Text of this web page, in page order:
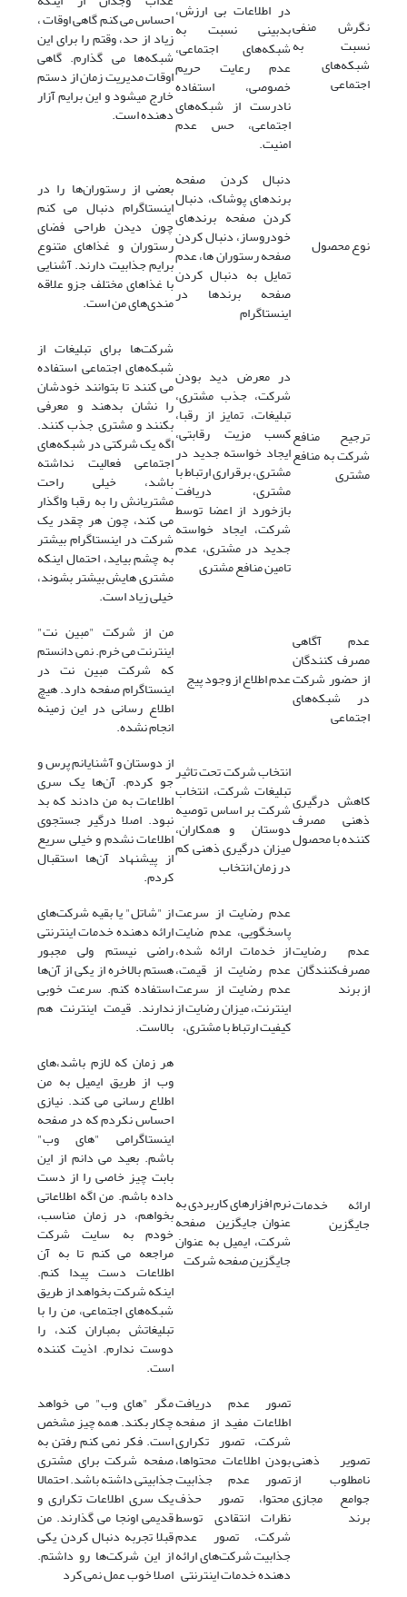
نگرش منفی
نسبت به
شبکه‌های
اجتماعی
در اطلاعات بی ارزش،
بدبینی نسبت به
شبکه‌های اجتماعی،
عدم رعایت حریم
خصوصی، استفاده
نادرست از شبکه‌های
اجتماعی، حس عدم
امنیت.
احساس می کنم گاهی اوقات ،
زیاد از حد، وقتم را برای این
شبکه‌ها می گذارم. گاهی
اوقات مدیریت زمان از دستم
خارج میشود و این برایم آزار
دهنده است.
نوع محصول
دنبال کردن صفحه
برندهای پوشاک، دنبال
کردن صفحه برندهای
خودروساز، دنبال کردن
صفحه رستوران ها، عدم
تمایل به دنبال کردن
صفحه برند‌ها در
اینستاگرام
بعضی از رستوران‌ها را در
اینستاگرام دنبال می کنم
چون دیدن طراحی فضای
رستوران و غذاهای متنوع
برایم جذابیت دارند. آشنایی
با غذاهای مختلف جزو علاقه
مندی‌های من است.
ترجیح منافع
شرکت به منافع
مشتری
در معرض دید بودن
شرکت، جذب مشتری،
تبلیغات، تمایز از رقبا،
کسب مزیت رقابتی،
ایجاد خواسته جدید در
مشتری، برقراری ارتباط با
مشتری، دریافت
بازخورد از اعضا توسط
شرکت، ایجاد خواسته
جدید در مشتری، عدم
تامین منافع مشتری
شرکت‌ها برای تبلیغات از
شبکه‌های اجتماعی استفاده
می کنند تا بتوانند خودشان
را نشان بدهند و معرفی
بکنند و مشتری جذب کنند.
اگه یک شرکتی در شبکه‌های
اجتماعی فعالیت نداشته
باشد، خیلی راحت
مشتریانش را به رقبا واگذار
می کند، چون هر چقدر یک
شرکت در اینستاگرام بیشتر
به چشم بیاید، احتمال اینکه
مشتری هایش بیشتر بشوند،
خیلی زیاد است.
عدم آگاهی
مصرف کنندگان
از حضور شرکت
در شبکه‌های
اجتماعی
عدم اطلاع از وجود پیج
من از شرکت "مبین نت"
اینترنت می خرم. نمی دانستم
که شرکت مبین نت در
اینستاگرام صفحه دارد. هیچ
اطلاع رسانی در این زمینه
انجام نشده.
کاهش درگیری
ذهنی مصرف
کننده با محصول
انتخاب شرکت تحت تاثیر
تبلیغات شرکت، انتخاب
شرکت بر اساس توصیه
دوستان و همکاران،
میزان درگیری ذهنی کم
در زمان انتخاب
از دوستان و آشنایانم پرس و
جو کردم. آن‌ها یک سری
اطلاعات به من دادند که بد
نبود. اصلا درگیر جستجوی
اطلاعات نشدم و خیلی سریع
از پیشنهاد آن‌ها استقبال
کردم.
عدم رضایت
مصرف‌کنندگان
از برند
عدم رضایت از سرعت
پاسخگویی، عدم ضایت
از خدمات ارائه شده،
عدم رضایت از قیمت،
عدم رضایت از سرعت
اینترنت، میزان رضایت از
کیفیت ارتباط با مشتری،
از "شاتل" یا بقیه شرکت‌های
ارائه دهنده خدمات اینترنتی
راضی نیستم ولی مجبور
هستم بالاخره از یکی از آن‌ها
استفاده کنم. سرعت خوبی
ندارند. قیمت اینترنت هم
بالاست.
ارائه خدمات
جایگزین
نرم افزارهای کاربردی به
عنوان جایگزین صفحه
شرکت، ایمیل به عنوان
جایگزین صفحه شرکت
هر زمان که لازم باشد،‌های
وب از طریق ایمیل به من
اطلاع رسانی می کند. نیازی
احساس نکردم که در صفحه
اینستاگرامی "های وب"
باشم. بعید می دانم از این
بابت چیز خاصی را از دست
داده باشم. من اگه اطلاعاتی
بخواهم، در زمان مناسب،
خودم به سایت شرکت
مراجعه می کنم تا به آن
اطلاعات دست پیدا کنم.
اینکه شرکت بخواهد از طریق
شبکه‌های اجتماعی، من را با
تبلیغاتش بمباران کند، را
دوست ندارم. اذیت کننده
است.
تصویر ذهنی
نامطلوب از
جوامع مجازی
برند
تصور عدم دریافت
اطلاعات مفید از صفحه
شرکت، تصور تکراری
بودن اطلاعات محتواها،
تصور عدم جذابیت
محتوا، تصور حذف
نظرات انتقادی توسط
شرکت، تصور عدم
جذابیت شرکت‌های ارائه
دهنده خدمات اینترنتی
مگر "های وب" می خواهد
چکار بکند. همه چیز مشخص
است. فکر نمی کنم رفتن به
صفحه شرکت برای مشتری
جذابیتی داشته باشد. احتمالا
یک سری اطلاعات تکراری و
قدیمی اونجا می گذارند. من
قبلا تجربه دنبال کردن یکی
از این شرکت‌ها رو داشتم.
اصلا خوب عمل نمی کرد